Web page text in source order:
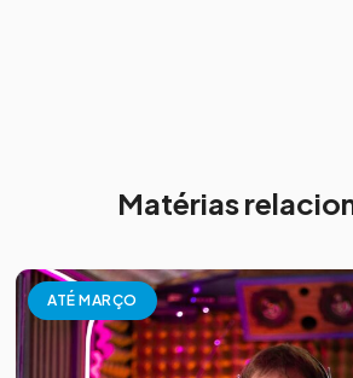
Matérias
ATÉ MARÇO